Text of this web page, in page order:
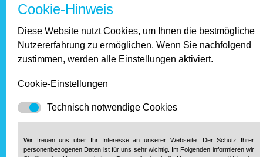
Beschäftigte ohne Rücksicht auf Alter, Geschlecht, Höhe
seines Einkommens und unabhängig davon, ob es sich
um eine ständige oder nur vorübergehende Tätigkeit
gegen die Folgen von Arbeitsunfällen und
Sobald Mitarbeiter beschäftigt werden, müssen diese bei
Entgelte nachgewiesen werden. Bei der Vermietung
Cookie-Hinweis
Diese Website nutzt Cookies, um Ihnen die bestmögliche
Nutzererfahrung zu ermöglichen. Wenn Sie nachfolgend
zustimmen, werden alle Einstellungen aktiviert.
Cookie-Einstellungen
Technisch notwendige Cookies
Wir freuen uns über Ihr Interesse an unserer Webseite. Der Schutz Ihrer
personenbezogenen Daten ist für uns sehr wichtig. Im Folgenden informieren wir